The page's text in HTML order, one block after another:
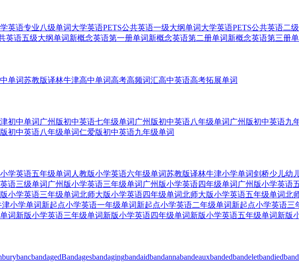
英语专业八级单词大学英语PETS公共英语一级大纲单词大学英语PETS公共英语二
英语五级大纲单词新概念英语第一册单词新概念英语第二册单词新概念英语第三册
单词苏教版译林牛津高中单词高考高频词汇高中英语高考拓展单词
初中单词 广州版初中英语七年级单词 广州版初中英语八年级单词 广州版初中英语九
初中英语八年级单词仁爱版初中英语九年级单词
学英语五年级单词 人教版小学英语六年级单词苏教版译林牛津小学单词剑桥少儿幼
语三级单词广州版小学英语三年级单词广州版小学英语四年级单词广州版小学英语
小学英语三年级单词北师大版小学英语四年级单词北师大版小学英语五年级单词北
小学单词新起点小学英语一年级单词新起点小学英语二年级单词新起点小学英语三
词新版小学英语三年级单词新版小学英语四年级单词新版小学英语五年级单词新版
bancbandagedBandagesbandagingbandaidbandannabandeauxbandedbandeletbandied